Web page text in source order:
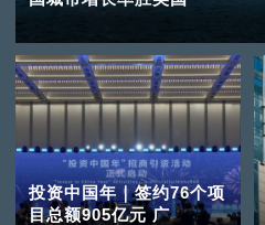
投资中国年｜签约76个项
目总额905亿元 广